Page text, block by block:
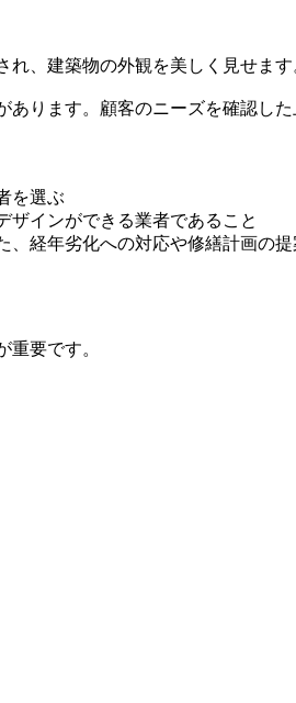
、建築物の外観を美しく見せます
ります。顧客のニーズを確認し
を選ぶ
ザインができる業者であること
経年劣化への対応や修繕計画の
要です。